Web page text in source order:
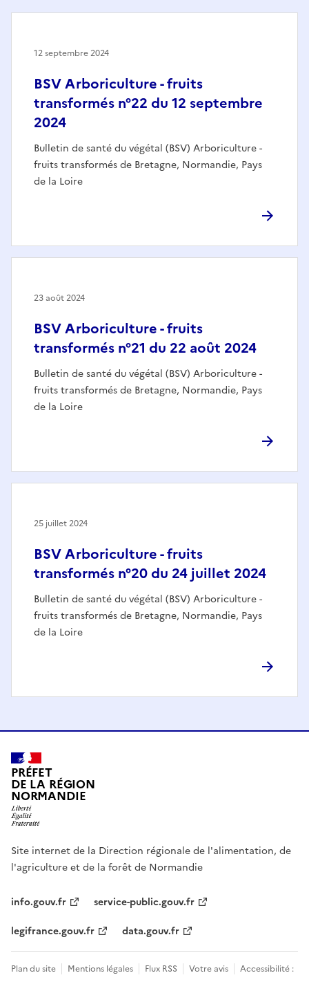
BSV Arboriculture - fruits
transformés n°22 du 12 septembre
2024
Bulletin de santé du végétal (BSV) Arboriculture -
fruits transformés de Bretagne, Normandie, Pays
de la Loire
12 septembre 2024
BSV Arboriculture - fruits
transformés n°21 du 22 août 2024
Bulletin de santé du végétal (BSV) Arboriculture -
fruits transformés de Bretagne, Normandie, Pays
de la Loire
23 août 2024
BSV Arboriculture - fruits
transformés n°20 du 24 juillet 2024
Bulletin de santé du végétal (BSV) Arboriculture -
fruits transformés de Bretagne, Normandie, Pays
de la Loire
25 juillet 2024
PRÉFET
DE LA RÉGION
NORMANDIE
Site internet de la Direction régionale de l'alimentation, de
l'agriculture et de la forêt de Normandie
info.gouv.fr
service-public.gouv.fr
legifrance.gouv.fr
data.gouv.fr
Plan du site Mentions légales Flux RSS Votre avis Accessibilité :